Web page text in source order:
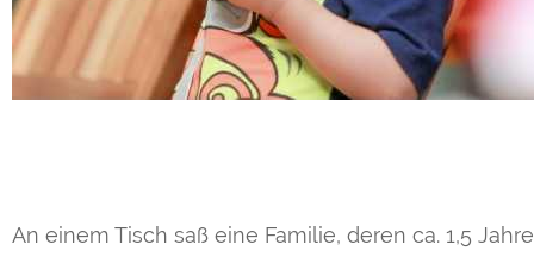
An einem Tisch saß eine Familie, deren ca. 1,5 Jahre